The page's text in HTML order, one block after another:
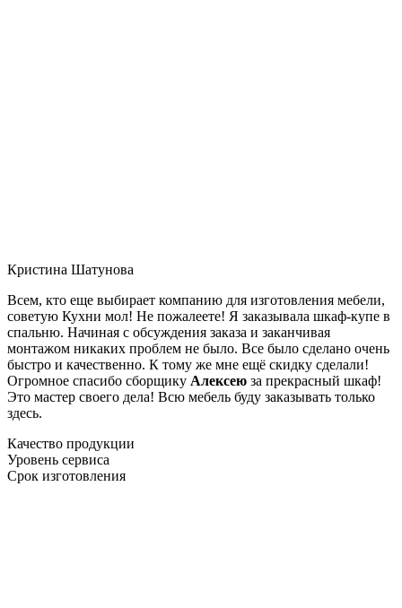
Кристина Шатунова
Всем, кто еще выбирает компанию для изготовления мебели,
советую Кухни мол! Не пожалеете! Я заказывала шкаф-купе в
спальню. Начиная с обсуждения заказа и заканчивая
монтажом никаких проблем не было. Все было сделано очень
быстро и качественно. К тому же мне ещё скидку сделали!
Огромное спасибо сборщику Алексею за прекрасный шкаф!
Это мастер своего дела! Всю мебель буду заказывать только
здесь.
Качество продукции
Уровень сервиса
Срок изготовления